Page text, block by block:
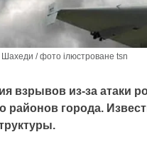
Шахеди / фото ілюстроване tsn
взрывов из-за атаки
районов города.